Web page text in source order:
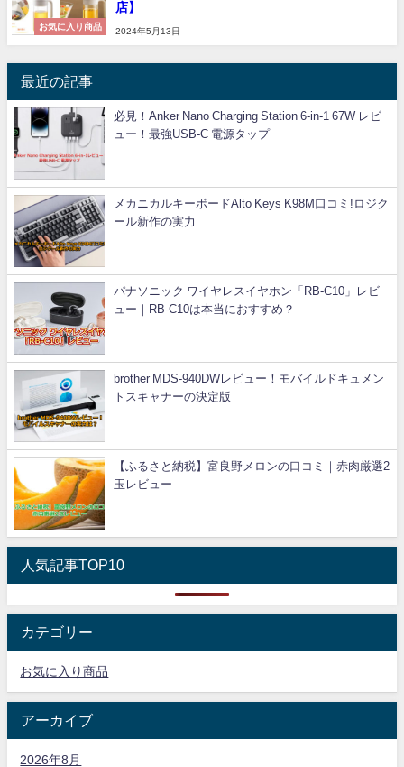
お気に入り商品
店】
2024年5月13日
最近の記事
必見！Anker Nano Charging Station 6-in-1 67W レビ
ュー！最強USB-C 電源タップ
メカニカルキーボードAlto Keys K98M口コミ!ロジク
ール新作の実力
パナソニック ワイヤレスイヤホン「RB-C10」レビ
ュー｜RB-C10は本当におすすめ？
brother MDS-940DWレビュー！モバイルドキュメン
トスキャナーの決定版
【ふるさと納税】富良野メロンの口コミ｜赤肉厳選2
玉レビュー
人気記事TOP10
カテゴリー
お気に入り商品
アーカイブ
2026年8月